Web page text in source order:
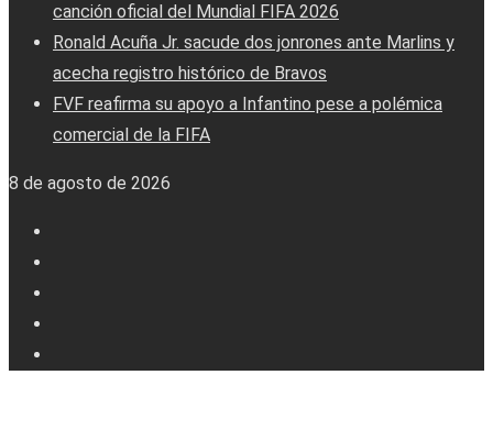
canción oficial del Mundial FIFA 2026
Ronald Acuña Jr. sacude dos jonrones ante Marlins y
acecha registro histórico de Bravos
FVF reafirma su apoyo a Infantino pese a polémica
comercial de la FIFA
8 de agosto de 2026